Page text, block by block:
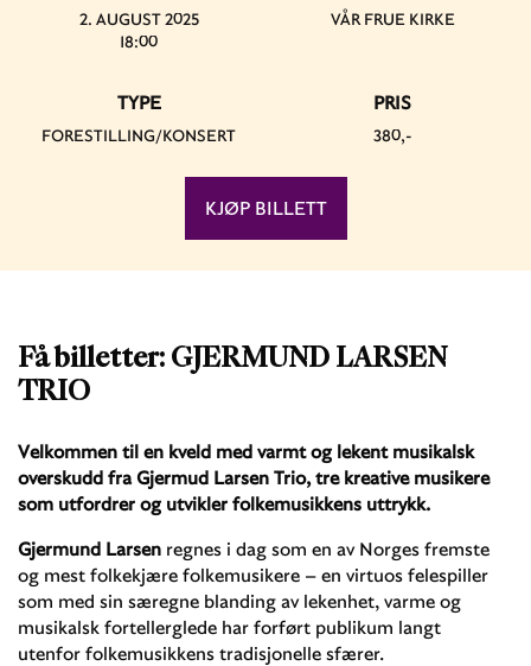
Få billetter: GJERMUND LARSEN
TRIO
Velkommen til en kveld med varmt og lekent musikalsk
overskudd fra Gjermud Larsen Trio, tre kreative musikere
som utfordrer og utvikler folkemusikkens uttrykk.
Gjermund Larsen regnes i dag som en av Norges fremste
og mest folkekjære folkemusikere – en virtuos felespiller
som med sin særegne blanding av lekenhet, varme og
musikalsk fortellerglede har forført publikum langt
utenfor folkemusikkens tradisjonelle sfærer.
2. AUGUST 2025
18:00
VÅR FRUE KIRKE
TYPE
FORESTILLING/KONSERT
PRIS
380,-
KJØP BILLETT